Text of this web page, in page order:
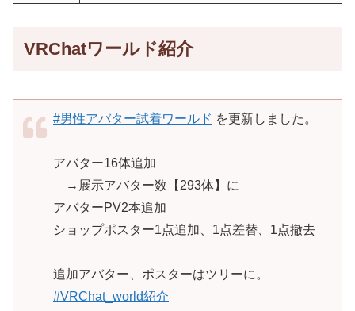
VRChatワールド紹介
#男性アバター試着ワールド を更新しました。
アバター16体追加
→展示アバター数【293体】に
アバターPV2本追加
ショップポスター1点追加、1点差替、1点撤去
追加アバター、ポスターはツリーに。
#VRChat_world紹介